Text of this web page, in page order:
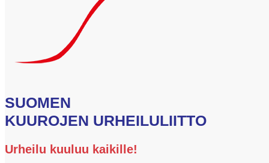
SUOMEN
KUUROJEN URHEILULIITTO
Urheilu kuuluu kaikille!